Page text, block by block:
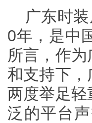
广东时
0年，是中
所言，作
和支持下
两度举足
泛的平台